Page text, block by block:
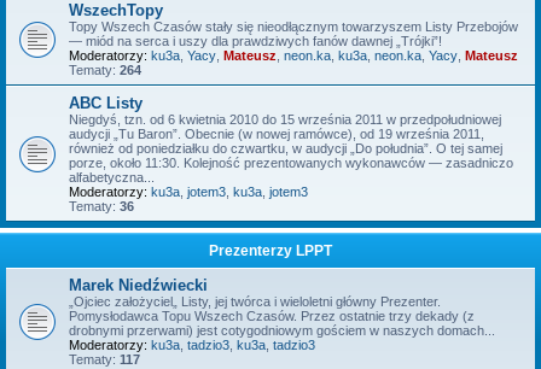
WszechTopy
Topy Wszech Czasów stały się nieodłącznym towarzyszem Listy Przebojów
— miód na serca i uszy dla prawdziwych fanów dawnej „Trójki”!
Moderatorzy: ku3a Yacy Mateusz neon.ka ku3a neon.ka Yacy Mateusz
Tematy: 264
ABC Listy
Niegdyś, tzn. od 6 kwietnia 2010 do 15 września 2011 w przedpołudniowej
audycji „Tu Baron”. Obecnie (w nowej ramówce), od 19 września 2011,
również od poniedziałku do czwartku, w audycji „Do południa”. O tej samej
porze, około 11:30. Kolejność prezentowanych wykonawców — zasadniczo
alfabetyczna...
Moderatorzy: ku3a jotem3 ku3a jotem3
Tematy: 36
Prezenterzy LPPT
Marek Niedźwiecki
„Ojciec założyciel„ Listy, jej twórca i wieloletni główny Prezenter.
Pomysłodawca Topu Wszech Czasów. Przez ostatnie trzy dekady (z
drobnymi przerwami) jest cotygodniowym gościem w naszych domach...
Moderatorzy: ku3a tadzio3 ku3a tadzio3
Tematy: 117